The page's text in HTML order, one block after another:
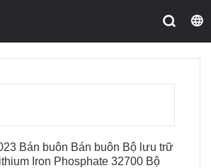
Bán buôn Bán buôn Bộ lưu trữ
Iron Phosphate 32700 Bộ